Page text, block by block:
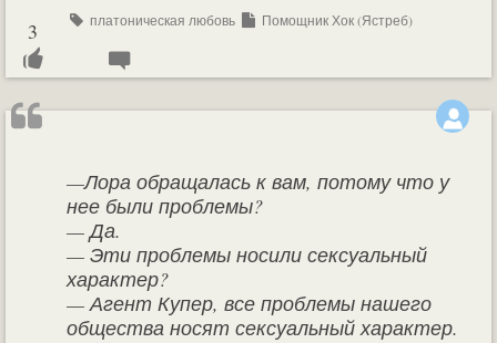
платоническая любовь Помощник Хок (Ястреб)
3
—Лора обращалась к вам, потому что у
нее были проблемы?
— Да.
— Эти проблемы носили сексуальный
характер?
— Агент Купер, все проблемы нашего
общества носят сексуальный характер.